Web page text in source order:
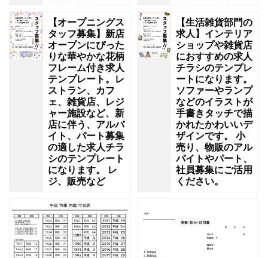
【オープニングス
タッフ募集】新店
オープンにぴった
りな華やかな花柄
フレーム付き求人
テンプレート。レ
ストラン、カフ
ェ、雑貨店、レジ
ャー施設など、新
店に伴う、アルバ
イト、パート募集
の適した求人チラ
シのテンプレート
になります。 レ
ジ、販売など
【生活雑貨部門の
求人】インテリア
ショップや雑貨店
におすすめの求人
チラシのテンプレ
ートになります。
ソファーやランプ
などのイラストが
手書きタッチで描
かれたかわいいデ
ザインです。 小
売り、物販のアル
バイトやパート、
社員募集にご活用
ください。